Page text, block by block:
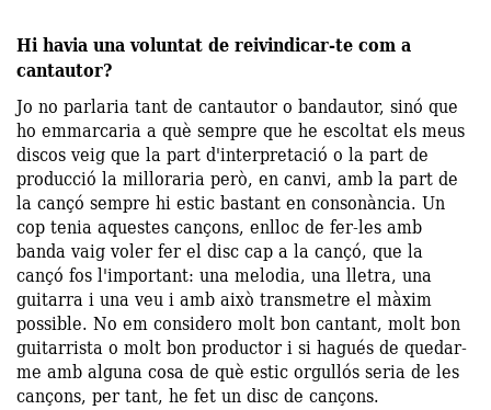
Hi havia una voluntat de reivindicar-te com a
cantautor?
Jo no parlaria tant de cantautor o bandautor, sinó que
ho emmarcaria a què sempre que he escoltat els meus
discos veig que la part d'interpretació o la part de
producció la milloraria però, en canvi, amb la part de
la cançó sempre hi estic bastant en consonància. Un
cop tenia aquestes cançons, enlloc de fer-les amb
banda vaig voler fer el disc cap a la cançó, que la
cançó fos l'important: una melodia, una lletra, una
guitarra i una veu i amb això transmetre el màxim
possible. No em considero molt bon cantant, molt bon
guitarrista o molt bon productor i si hagués de quedar-
me amb alguna cosa de què estic orgullós seria de les
cançons, per tant, he fet un disc de cançons.